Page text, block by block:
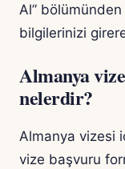
Al”
bilgilerinizi
Almanya
nelerdir?
Almanya vizesi
vize başvuru